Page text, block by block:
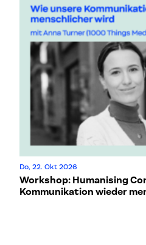
Do, 22. Okt 2026
Workshop: Humanising
Kommunikation wieder